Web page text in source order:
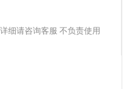
细请咨询客服 不负责使用